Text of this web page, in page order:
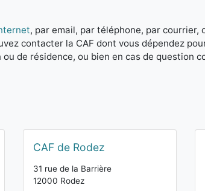
, par email, par téléphone, par courrier,
contacter la CAF dont vous dépendez
de résidence, ou bien en cas de question
CAF de Rodez
31 rue de la Barrière
12000 Rodez